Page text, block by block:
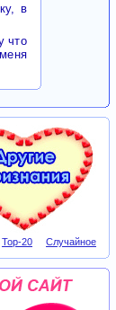
в
что
Top-20 Случайное